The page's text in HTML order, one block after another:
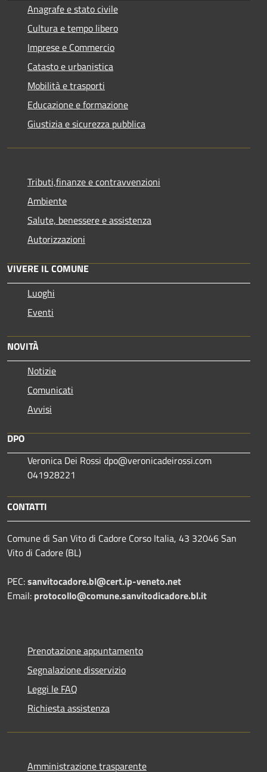
Anagrafe e stato civile
Cultura e tempo libero
Imprese e Commercio
Catasto e urbanistica
Mobilità e trasporti
Educazione e formazione
Giustizia e sicurezza pubblica
Tributi,finanze e contravvenzioni
Ambiente
Salute, benessere e assistenza
Autorizzazioni
VIVERE IL COMUNE
Luoghi
Eventi
NOVITÀ
Notizie
Comunicati
Avvisi
DPO
Veronica Dei Rossi dpo@veronicadeirossi.com
041928221
CONTATTI
Comune di San Vito di Cadore Corso Italia, 43 32046 San
Vito di Cadore (BL)
PEC:sanvitocadore.bl@cert.ip-veneto.net
Email: protocollo@comune.sanvitodicadore.bl.it
Prenotazione appuntamento
Segnalazione disservizio
Leggi le FAQ
Richiesta assistenza
Amministrazione trasparente